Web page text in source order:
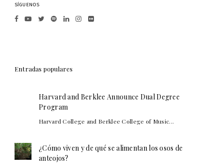
SÍGUENOS
Entradas populares
Harvard and Berklee Announce Dual Degree
Program
Harvard College and Berklee College of Music...
¿Cómo viven y de qué se alimentan los osos de
anteojos?